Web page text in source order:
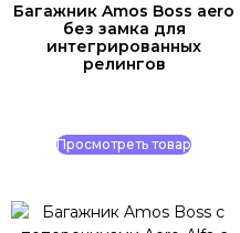
Багажник Amos Boss aero
без замка для
интегрированных
релингов
Просмотреть товар